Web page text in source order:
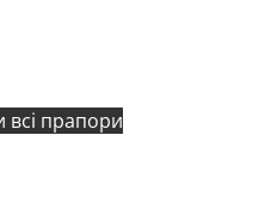
всі прапори